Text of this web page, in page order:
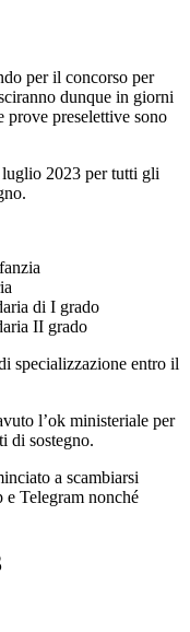
per il concorso per
dunque in giorni
preselettive sono
2023 per tutti gli
di I grado
II grado
specializzazione entro il
l’ok ministeriale per
di sostegno.
a scambiarsi
Telegram nonché